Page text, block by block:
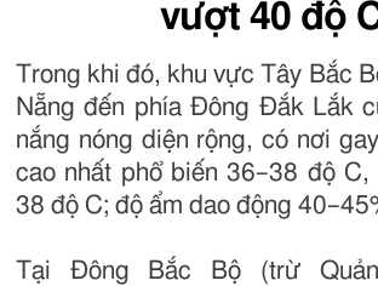
vượt 40 độ
Trong khi đó, khu vực Tây Bắc
Nẵng đến phía Đông Đắk Lắk
nắng nóng diện rộng, có nơi
cao nhất phổ biến 36–38 độ
38 độ C; độ ẩm dao động
Tại Đông Bắc Bộ (trừ